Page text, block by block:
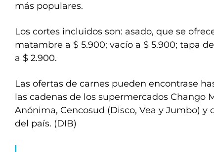
más populares.
Los cortes incluidos son: asado, que se
matambre a $ 5.900; vacío a $ 5.900; tapa
a $ 2.900.
Las ofertas de carnes pueden encontrase
las cadenas de los supermercados Chango
Anónima, Cencosud (Disco, Vea y Jumbo) y
del país. (DIB)